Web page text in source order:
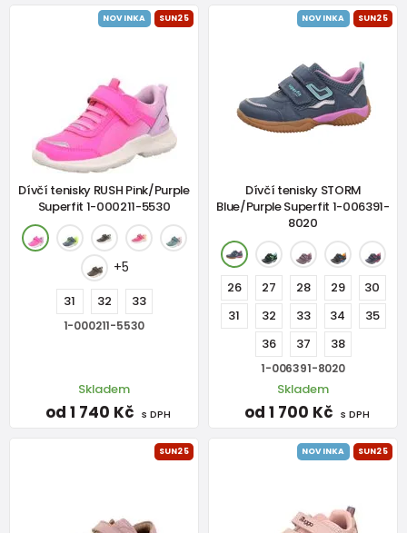
NOVINKA SUN25
Dívčí tenisky RUSH Pink/Purple
Superfit 1-000211-5530
+5
31 32 33
1-000211-5530
Skladem
od 1 740 Kč s DPH
NOVINKA SUN25
Dívčí tenisky STORM
Blue/Purple Superfit 1-006391-
8020
26 27 28 29
30
31
32 33 34
35
36
37 38
1-006391-8020
Skladem
od 1 700 Kč s DPH
SUN25 NOVINKA SUN25